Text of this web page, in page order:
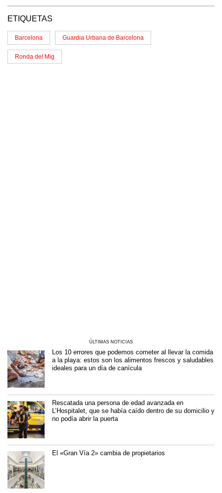
ETIQUETAS
Barcelona Guardia Urbana de Barcelona
Ronda del Mig
ÚLTIMAS NOTICIAS
Los 10 errores que podemos cometer al llevar la comida
a la playa: estos son los alimentos frescos y saludables
ideales para un día de canícula
Rescatada una persona de edad avanzada en
L’Hospitalet, que se había caído dentro de su domicilio y
no podía abrir la puerta
El «Gran Vía 2» cambia de propietarios